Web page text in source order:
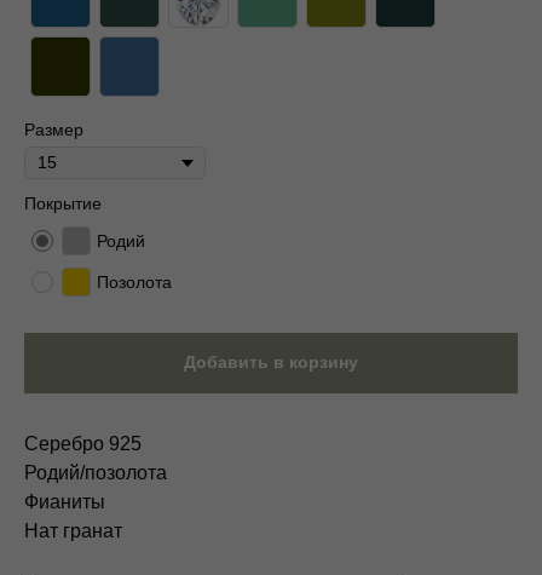
Размер
Покрытие
Родий
Позолота
Добавить в корзину
Серебро 925
Родий/позолота
Фианиты
Нат гранат